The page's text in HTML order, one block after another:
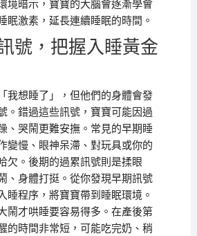
境暗示，寶寶的大腦會逐漸學會
眠激素，延長連續睡眠的時間。
號，把握入睡黃金
我想睡了」，但他們的身體會發
。錯過這些訊號，寶寶可能因過
、哭鬧更難安撫。常見的早期睡
變慢、眼神呆滯、對玩具或你的
欠。後期的過累訊號則是揉眼
、身體打挺。從你發現早期訊號
睡程序，將寶寶帶到睡眠環境。
鬧才哄睡要容易得多。在產後第
的時間非常短，可能吃完奶、稍